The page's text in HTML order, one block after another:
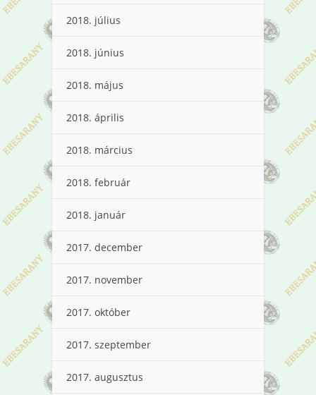
2018. július
2018. június
2018. május
2018. április
2018. március
2018. február
2018. január
2017. december
2017. november
2017. október
2017. szeptember
2017. augusztus